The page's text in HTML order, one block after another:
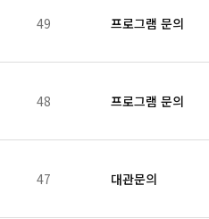
49 프로그램 문의
48 프로그램 문의
47 대관문의